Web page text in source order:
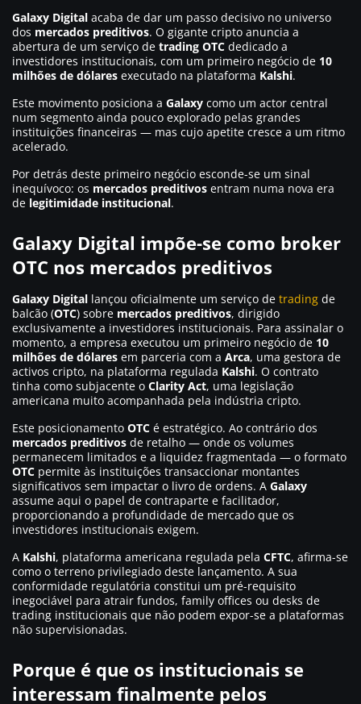
Galaxy Digital acaba de dar um passo decisivo no universo
dos mercados preditivos. O gigante cripto anuncia a
abertura de um serviço de trading OTC dedicado a
investidores institucionais, com um primeiro negócio de 10
milhões de dólares executado na plataforma Kalshi.
Este movimento posiciona a Galaxy como um actor central
num segmento ainda pouco explorado pelas grandes
instituições financeiras — mas cujo apetite cresce a um ritmo
acelerado.
Por detrás deste primeiro negócio esconde-se um sinal
inequívoco: os mercados preditivos entram numa nova era
de legitimidade institucional.
Galaxy Digital impõe-se como broker
OTC nos mercados preditivos
Galaxy Digital lançou oficialmente um serviço de trading de
balcão (OTC) sobre mercados preditivos, dirigido
exclusivamente a investidores institucionais. Para assinalar o
momento, a empresa executou um primeiro negócio de 10
milhões de dólares em parceria com a Arca, uma gestora de
activos cripto, na plataforma regulada Kalshi. O contrato
tinha como subjacente o Clarity Act, uma legislação
americana muito acompanhada pela indústria cripto.
Este posicionamento OTC é estratégico. Ao contrário dos
mercados preditivos de retalho — onde os volumes
permanecem limitados e a liquidez fragmentada — o formato
OTC permite às instituições transaccionar montantes
significativos sem impactar o livro de ordens. A Galaxy
assume aqui o papel de contraparte e facilitador,
proporcionando a profundidade de mercado que os
investidores institucionais exigem.
A Kalshi, plataforma americana regulada pela CFTC, afirma-se
como o terreno privilegiado deste lançamento. A sua
conformidade regulatória constitui um pré-requisito
inegociável para atrair fundos, family offices ou desks de
trading institucionais que não podem expor-se a plataformas
não supervisionadas.
Porque é que os institucionais se
interessam finalmente pelos